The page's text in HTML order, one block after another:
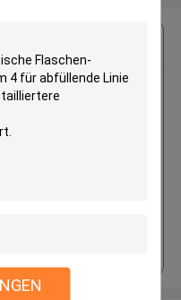
Preis für
Flaschen-
mit Hohlraum 4
Linie Watter